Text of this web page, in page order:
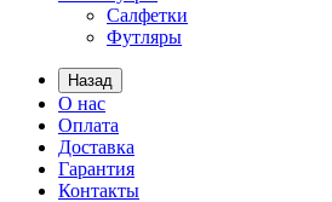
Салфетки
Футляры
Назад
О нас
Оплата
Доставка
Гарантия
Контакты